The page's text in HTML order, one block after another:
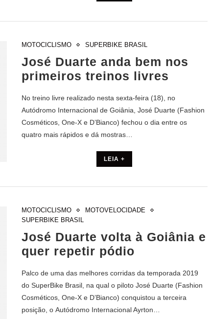
MOTOCICLISMO SUPERBIKE BRASIL
José Duarte anda bem nos
primeiros treinos livres
No treino livre realizado nesta sexta-feira (18), no
Autódromo Internacional de Goiânia, José Duarte (Fashion
Cosméticos, One-X e D’Bianco) fechou o dia entre os
quatro mais rápidos e dá mostras…
LEIA +
MOTOCICLISMO
MOTOVELOCIDADE
SUPERBIKE BRASIL
José Duarte volta à Goiânia e
quer repetir pódio
Palco de uma das melhores corridas da temporada 2019
do SuperBike Brasil, na qual o piloto José Duarte (Fashion
Cosméticos, One-X e D’Bianco) conquistou a terceira
posição, o Autódromo Internacional Ayrton…